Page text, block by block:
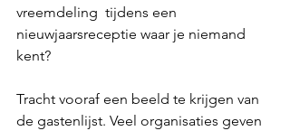
vreemdeling  tijdens een
nieuwjaarsreceptie waar je niemand
kent?
Tracht vooraf een beeld te krijgen van
de gastenlijst. Veel organisaties geven